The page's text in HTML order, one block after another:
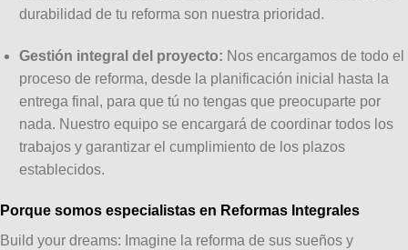
durabilidad de tu reforma son nuestra prioridad.
Gestión integral del proyecto: Nos encargamos de todo el
proceso de reforma, desde la planificación inicial hasta la
entrega final, para que tú no tengas que preocuparte por
nada. Nuestro equipo se encargará de coordinar todos los
trabajos y garantizar el cumplimiento de los plazos
establecidos.
Porque somos especialistas en Reformas Integrales
Build your dreams: Imagine la reforma de sus sueños y